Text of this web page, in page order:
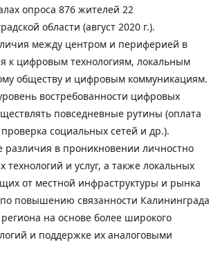
опроса 876 жителей 22
области (август 2020 г.).
между центром и периферией в
к цифровым технологиям, локальным
обществу и цифровым коммуникациям.
востребованности цифровых
повседневные рутины (оплата
проверка социальных сетей и др.).
в проникновении личностно
и услуг, а также локальных
от местной инфраструктуры и рынка
повышению связанности Калининграда
на основе более широкого
и поддержке их аналоговыми